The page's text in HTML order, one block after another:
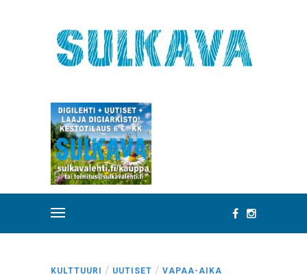
KULTTUURI / UUTISET / VAPAA-AIKA